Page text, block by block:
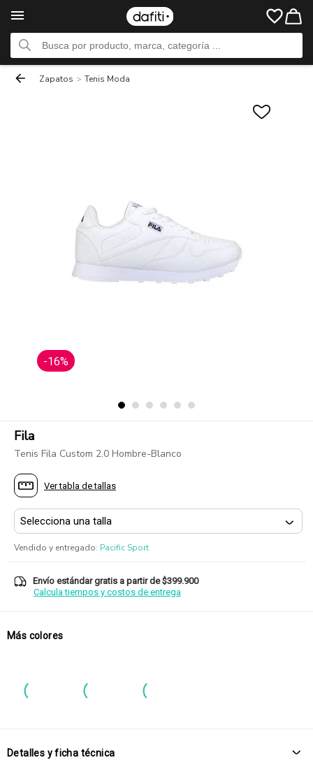
Zapatos > Tenis Moda
-16%
Fila
Tenis Fila Custom 2.0 Hombre-Blanco
Ver tabla de tallas
Vendido y entregado: Pacific Sport
Envío estándar gratis a partir de $399.900
Calcula tiempos y costos de entrega
Más colores
Detalles y ficha técnica